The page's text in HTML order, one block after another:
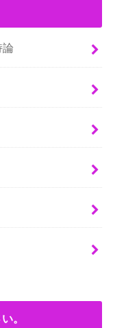
論
。